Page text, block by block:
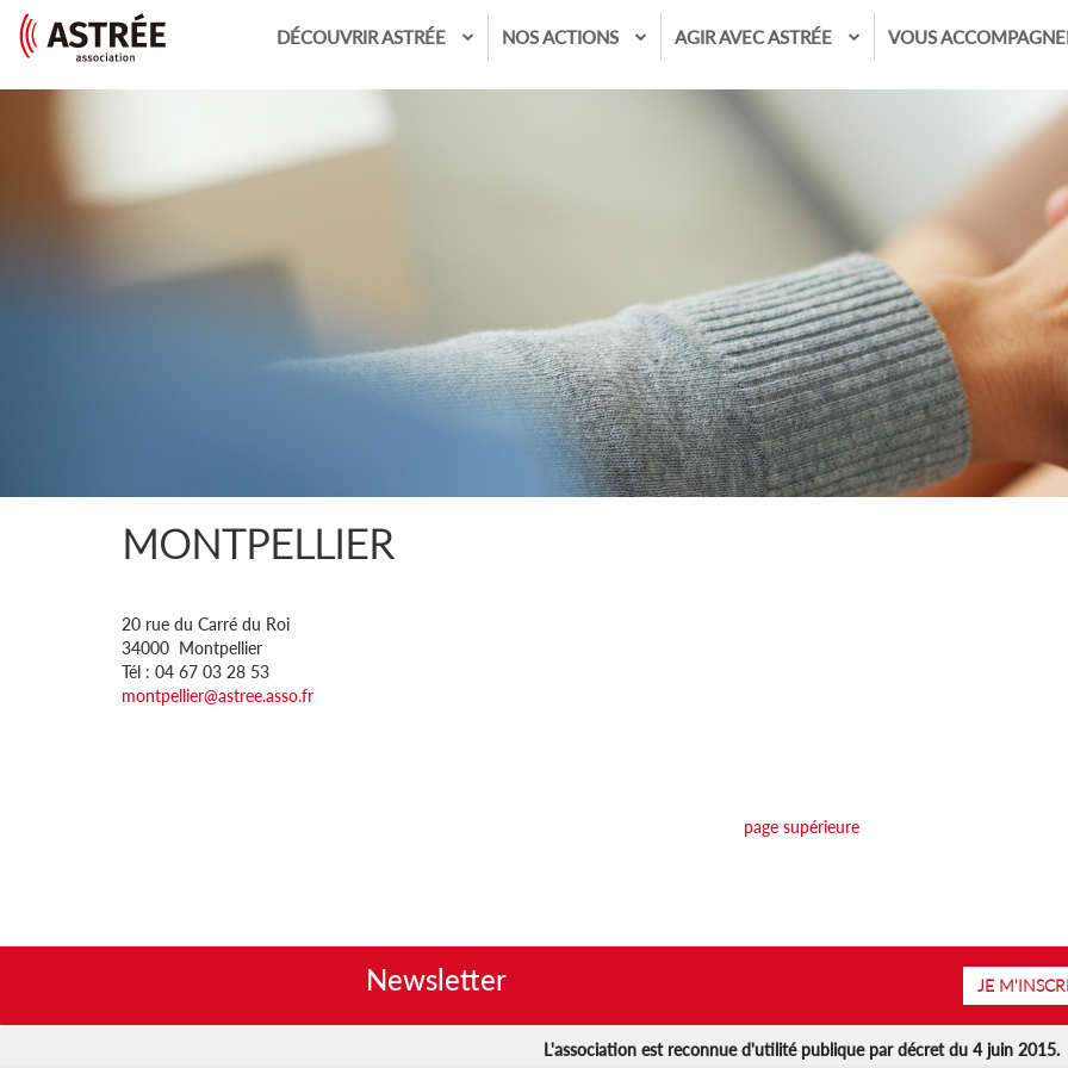
DÉCOUVRIR ASTRÉE NOS ACTIONS AGIR AVEC ASTRÉE VOUS
MONTPELLIER
20 rue du Carré du Roi
34000 Montpellier
Tél : 04 67 03 28 53
montpellier@astree.asso.fr
page supérieure
Newsletter JE
L'association est reconnue d'utilité publique par décret du 4 juin 2015.